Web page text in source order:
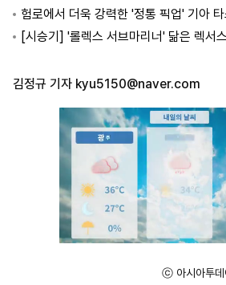
험로에서 더욱 강력한 '정통 픽업' 기아
[시승기] '롤렉스 서브마리너' 닮은 렉서
김정규 기자 kyu5150@naver.com
ⓒ 아시아투데